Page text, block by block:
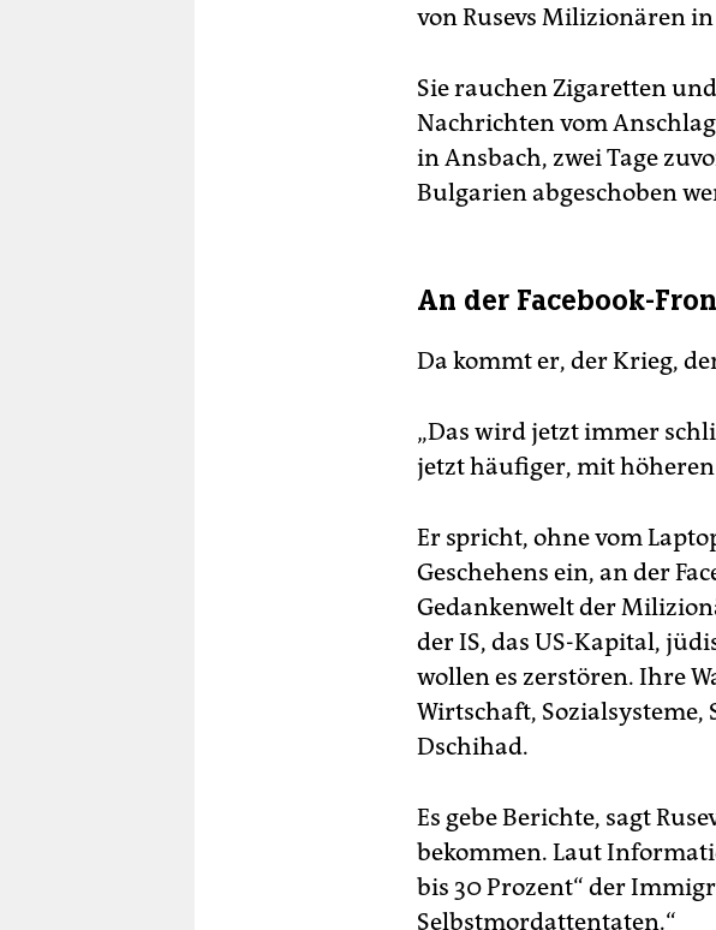
von Rusevs Milizionären
Sie rauchen Zigaretten
Nachrichten vom
in Ansbach, zwei Tage
Bulgarien abgeschoben
An der Facebook-
Da kommt er, der Krieg,
„Das wird jetzt immer
jetzt häufiger, mit
Er spricht, ohne vom
Geschehens ein, an der
Gedankenwelt der
der IS, das US-Kapital,
wollen es zerstören. Ihre
Wirtschaft,
Dschihad.
Es gebe Berichte, sagt
bekommen. Laut
bis 30 Prozent“ der
Selbstmordattentaten.“